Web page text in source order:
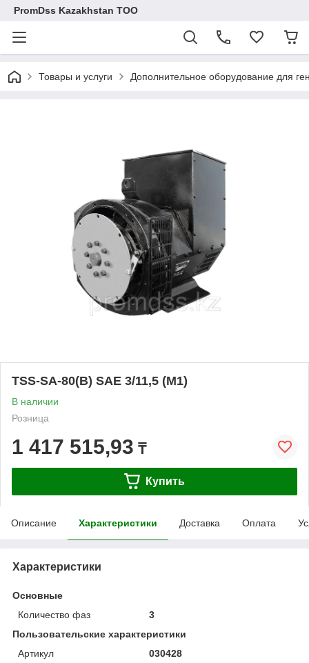
PromDss Kazakhstan TOO
Товары и услуги Дополнительное оборудование для
TSS-SA-80(B) SAE 3/11,5 (М1)
В наличии
Розница
1 417 515,93 ₸
Купить
Описание Характеристики Доставка Оплата
Характеристики
Основные
Количество фаз
3
Пользовательские характеристики
Артикул
030428